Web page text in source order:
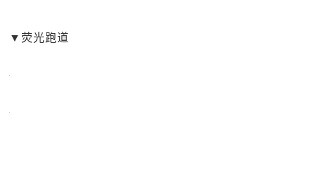
▼ 荧光跑道